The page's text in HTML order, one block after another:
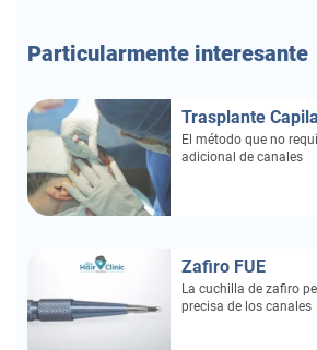
Particularmente interesante
Trasplante
El método que no
adicional de canales
Zafiro FUE
La cuchilla de zafiro
precisa de los canales